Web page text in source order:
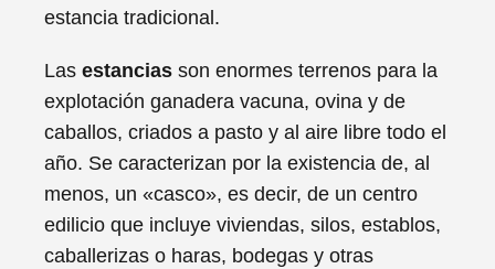
estancia tradicional.
Las estancias son enormes terrenos para la
explotación ganadera vacuna, ovina y de
caballos, criados a pasto y al aire libre todo el
año. Se caracterizan por la existencia de, al
menos, un «casco», es decir, de un centro
edilicio que incluye viviendas, silos, establos,
caballerizas o haras, bodegas y otras